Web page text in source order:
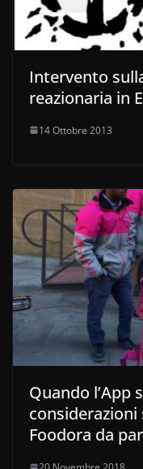
Intervento
reazionaria in
14 Ottobre 2013
Quando l’App
considerazioni
Foodora da